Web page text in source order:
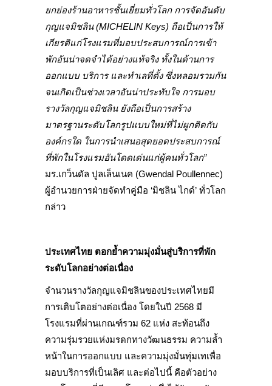
ยกย่องร้านอาหารชั้นเยี่ยมทั่วโลก การจัดอันดับ
กุญแจมิชลิน (MICHELIN Keys) ถือเป็นการให้
เกียรติแก่โรงแรมที่มอบประสบการณ์การเข้า
พักอันน่าจดจำได้อย่างแท้จริง ทั้งในด้านการ
ออกแบบ บริการ และทำเลที่ตั้ง ซึ่งหลอมรวมกัน
จนเกิดเป็นช่วงเวลาอันน่าประทับใจ การมอบ
รางวัลกุญแจมิชลิน ยังถือเป็นการสร้าง
มาตรฐานระดับโลกรูปแบบใหม่ที่ไม่ผูกติดกับ
องค์กรใด ในการนำเสนอสุดยอดประสบการณ์
ที่พักในโรงแรมอันโดดเด่นแก่ผู้คนทั่วโลก”
มร.เกว็นดัล ปูลเล็นเนค (Gwendal Poullennec)
ผู้อำนวยการฝ่ายจัดทำคู่มือ ‘มิชลิน ไกด์’ ทั่วโลก
กล่าว
ประเทศไทย ตอกย้ำความมุ่งมั่นสู่บริการที่พัก
ระดับโลกอย่างต่อเนื่อง
จำนวนรางวัลกุญแจมิชลินของประเทศไทยมี
การเติบโตอย่างต่อเนื่อง โดยในปี 2568 มี
โรงแรมที่ผ่านเกณฑ์รวม 62 แห่ง สะท้อนถึง
ความรุ่มรวยแห่งมรดกทางวัฒนธรรม ความล้ำ
หน้าในการออกแบบ และความมุ่งมั่นทุ่มเทเพื่อ
มอบบริการที่เป็นเลิศ และต่อไปนี้ คือตัวอย่าง